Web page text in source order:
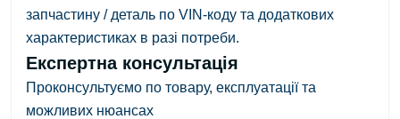
запчастину / деталь по VIN-коду та додаткових
характеристиках в разі потреби.
Експертна консультація
Проконсультуємо по товару, експлуатації та
можливих нюансах